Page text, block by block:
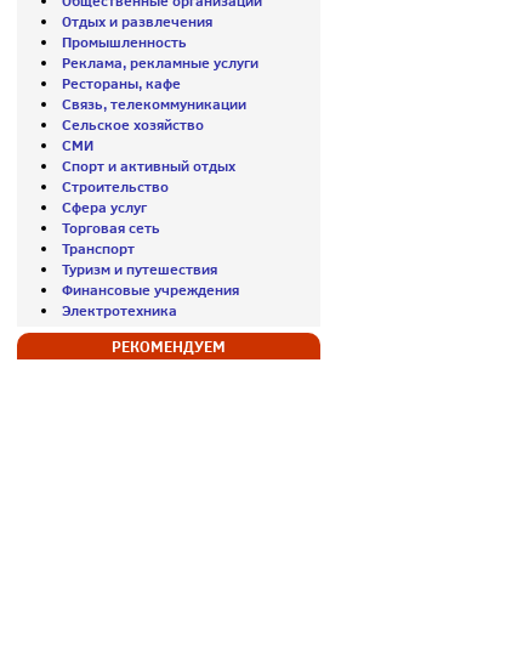
Отдых и развлечения
Промышленность
Реклама, рекламные услуги
Рестораны, кафе
Связь, телекоммуникации
Сельское хозяйство
СМИ
Спорт и активный отдых
Строительство
Сфера услуг
Торговая сеть
Транспорт
Туризм и путешествия
Финансовые учреждения
Электротехника
РЕКОМЕНДУЕМ